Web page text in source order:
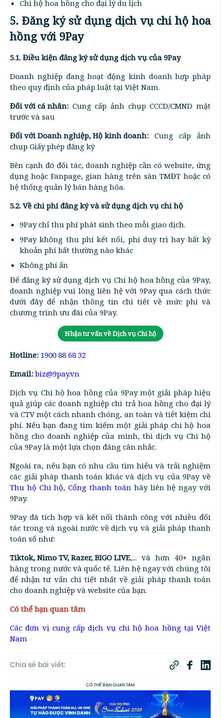
Chi hộ hoa hồng cho đại lý du lịch
5. Đăng ký sử dụng dịch vụ chi hộ hoa
hồng với 9Pay
5.1. Điều kiện đăng ký sử dụng dịch vụ của 9Pay
Doanh nghiệp đang hoạt động kinh doanh hợp pháp
theo quy định của pháp luật tại Việt Nam.
Đối với cá nhân: Cung cấp ảnh chụp CCCD/CMND mặt
trước và sau
Đối với Doanh nghiệp, Hộ kinh doanh: Cung cấp ảnh
chụp Giấy phép đăng ký
Bên cạnh đó đối tác, doanh nghiệp cần có website, ứng
dụng hoặc Fanpage, gian hàng trên sàn TMĐT hoặc có
hệ thống quản lý bán hàng hóa.
5.2. Về chi phí đăng ký và sử dụng dịch vụ chi hộ
9Pay chỉ thu phí phát sinh theo mỗi giao dịch.
9Pay không thu phí kết nối, phí duy trì hay bất kỳ
khoản phí bất thường nào khác
Không phí ẩn
Để đăng ký sử dụng dịch vụ Chi hộ hoa hồng của 9Pay,
doanh nghiệp vui lòng liên hệ với 9Pay qua cách thức
dưới đây để nhận thông tin chi tiết về mức phí và
chương trình ưu đãi của 9Pay.
Nhận tư vấn về Dịch vụ Chi hộ
Hotline: 1900 88 68 32
Email: biz@9pay.vn
Dịch vụ Chi hộ hoa hồng của 9Pay một giải pháp hiệu
quả giúp các doanh nghiệp chi trả hoa hồng cho đại lý
và CTV một cách nhanh chóng, an toàn và tiết kiệm chi
phí. Nếu bạn đang tìm kiếm một giải pháp chi hộ hoa
hồng cho doanh nghiệp của mình, thì dịch vụ Chi hộ
của 9Pay là một lựa chọn đáng cân nhắc.
Ngoài ra, nếu bạn có nhu cầu tìm hiểu và trải nghiệm
các giải pháp thanh toán khác và dịch vụ của 9Pay về
Thu hộ Chi hộ,Cổng thanh toán hãy liên hệ ngay với
9Pay.
9Pay đã tích hợp và kết nối thành công với nhiều đối
tác trong và ngoài nước về dịch vụ và giải pháp thanh
toán số như:
Tiktok, Nimo TV, Razer, BIGO LIVE,... và hơn 40+ ngân
hàng trong nước và quốc tế. Liên hệ ngay với chúng tôi
để nhận tư vấn chi tiết nhất về giải pháp thanh toán
cho doanh nghiệp và website của bạn.
Có thể bạn quan tâm
Các đơn vị cung cấp dịch vụ chi hộ hoa hồng tại Việt
Nam
Chia sẻ bài viết:
CÓ THỂ BẠN QUAN TÂM